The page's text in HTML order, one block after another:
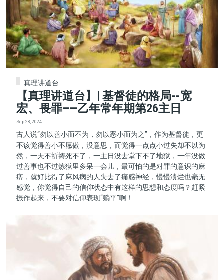
真理讲道台
【真理讲道台】| 基督徒的格局--宽
宏、畏罪——乙年常年期第26主日
Sep 28, 2024
古人说“勿以善小而不为，勿以恶小而为之”，作为基督徒，更
不该觉得善小不愿做，没意思，而觉得一点点小过失却不以为
然，一天不祈祷死不了，一主日没去堂下不了地狱，一年没做
过善事也不过炼狱里多呆一会儿，最可怕的是对罪的意识的麻
痹，就好比得了麻风病的人失去了痛感神经，慢慢溃烂也毫无
感觉，你觉得自己的信仰状态中有这样的思想和态度吗？赶紧
振作起来，不要对信仰表现“躺平”啊！